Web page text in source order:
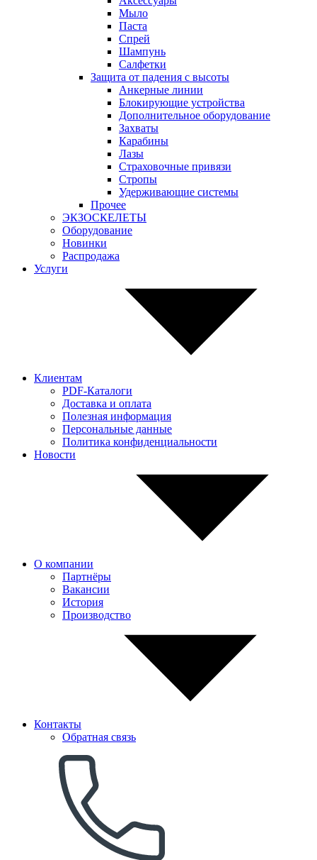
Мыло
Паста
Спрей
Шампунь
Салфетки
Защита от падения с высоты
Анкерные линии
Блокирующие устройства
Дополнительное оборудование
Захваты
Карабины
Лазы
Страховочные привязи
Стропы
Удерживающие системы
Прочее
ЭКЗОСКЕЛЕТЫ
Оборудование
Новинки
Распродажа
Услуги
Клиентам
PDF-Каталоги
Доставка и оплата
Полезная информация
Персональные данные
Политика конфиденциальности
Новости
О компании
Партнёры
Вакансии
История
Производство
Контакты
Обратная связь